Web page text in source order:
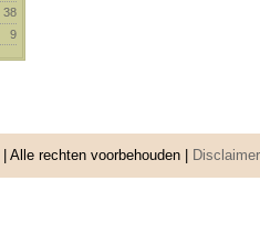
38
9
| Alle rechten voorbehouden | Disclaimer